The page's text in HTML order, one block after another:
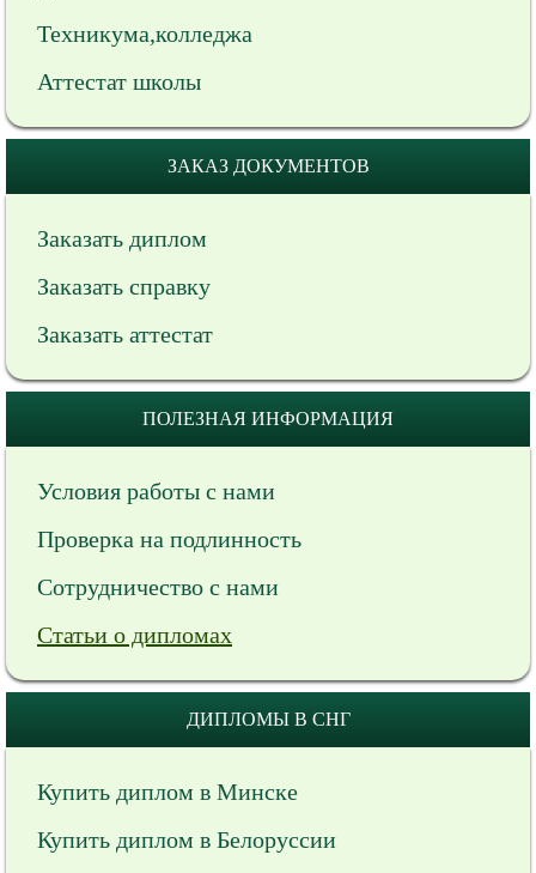
Техникума,колледжа
Аттестат школы
ЗАКАЗ ДОКУМЕНТОВ
Заказать диплом
Заказать справку
Заказать аттестат
ПОЛЕЗНАЯ ИНФОРМАЦИЯ
Условия работы с нами
Проверка на подлинность
Сотрудничество с нами
Статьи о дипломах
ДИПЛОМЫ В СНГ
Купить диплом в Минске
Купить диплом в Белоруссии